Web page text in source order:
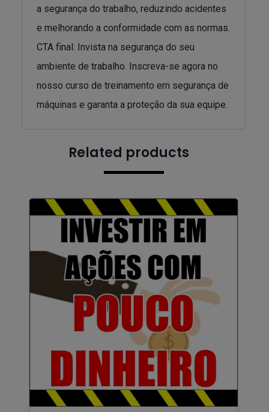
a segurança do trabalho, reduzindo acidentes
e melhorando a conformidade com as normas.
CTA final: Invista na segurança do seu
ambiente de trabalho. Inscreva-se agora no
nosso curso de treinamento em segurança de
máquinas e garanta a proteção da sua equipe.
Related products